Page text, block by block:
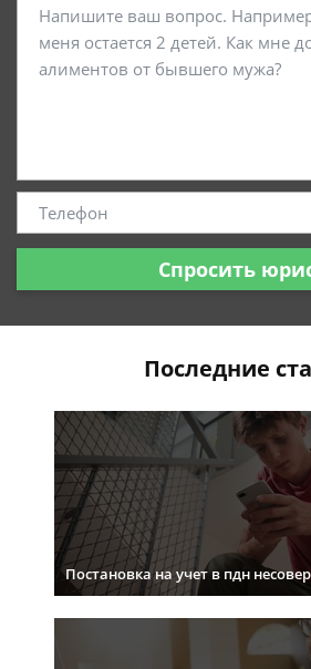
Спросить
Последние
Постановка на учет в пдн